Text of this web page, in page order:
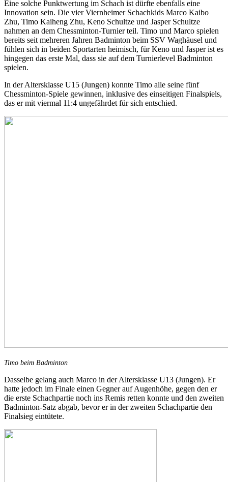
Eine solche Punktwertung im Schach ist dürfte ebenfalls eine
Innovation sein. Die vier Viernheimer Schachkids Marco Kaibo
Zhu, Timo Kaiheng Zhu, Keno Schultze und Jasper Schultze
nahmen an dem Chessminton-Turnier teil. Timo und Marco spielen
bereits seit mehreren Jahren Badminton beim SSV Waghäusel und
fühlen sich in beiden Sportarten heimisch, für Keno und Jasper ist es
hingegen das erste Mal, dass sie auf dem Turnierlevel Badminton
spielen.
In der Altersklasse U15 (Jungen) konnte Timo alle seine fünf
Chessminton-Spiele gewinnen, inklusive des einseitigen Finalspiels,
das er mit viermal 11:4 ungefährdet für sich entschied.
Timo beim Badminton
Dasselbe gelang auch Marco in der Altersklasse U13 (Jungen). Er
hatte jedoch im Finale einen Gegner auf Augenhöhe, gegen den er
die erste Schachpartie noch ins Remis retten konnte und den zweiten
Badminton-Satz abgab, bevor er in der zweiten Schachpartie den
Finalsieg eintütete.